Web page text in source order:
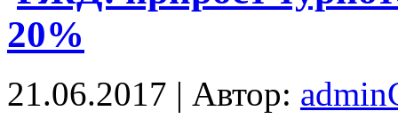
20%
21.06.2017 | Автор: